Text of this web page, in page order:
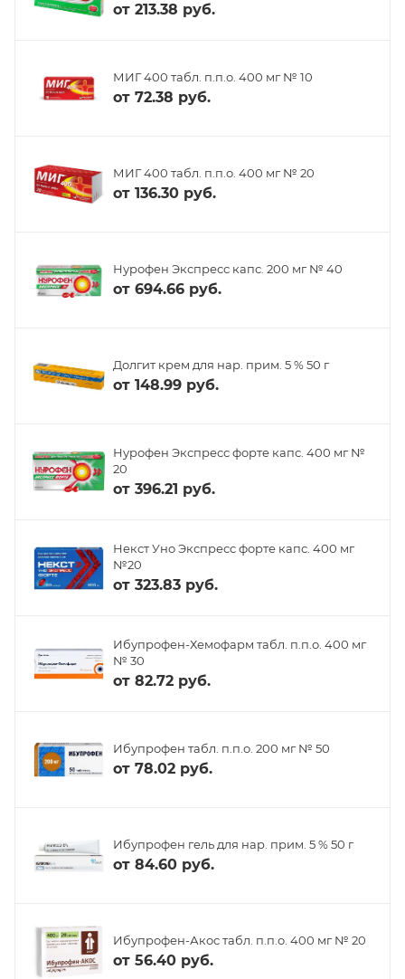
от 213.38 руб.
МИГ 400 табл. п.п.о. 400 мг № 10
от 72.38 руб.
МИГ 400 табл. п.п.о. 400 мг № 20
от 136.30 руб.
Нурофен Экспресс капс. 200 мг № 40
от 694.66 руб.
Долгит крем для нар. прим. 5 % 50 г
от 148.99 руб.
Нурофен Экспресс форте капс. 400 мг №
20
от 396.21 руб.
Некст Уно Экспресс форте капс. 400 мг
№20
от 323.83 руб.
Ибупрофен-Хемофарм табл. п.п.о. 400 мг
№ 30
от 82.72 руб.
Ибупрофен табл. п.п.о. 200 мг № 50
от 78.02 руб.
Ибупрофен гель для нар. прим. 5 % 50 г
от 84.60 руб.
Ибупрофен-Акос табл. п.п.о. 400 мг № 20
от 56.40 руб.